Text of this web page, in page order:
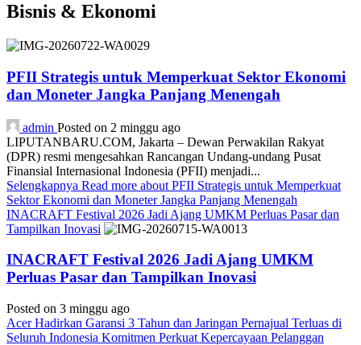
Bisnis & Ekonomi
PFII Strategis untuk Memperkuat Sektor Ekonomi
dan Moneter Jangka Panjang Menengah
admin Posted on 2 minggu ago
LIPUTANBARU.COM, Jakarta – Dewan Perwakilan Rakyat
(DPR) resmi mengesahkan Rancangan Undang-undang Pusat
Finansial Internasional Indonesia (PFII) menjadi...
Selengkapnya Read more about PFII Strategis untuk Memperkuat
Sektor Ekonomi dan Moneter Jangka Panjang Menengah
INACRAFT Festival 2026 Jadi Ajang UMKM Perluas Pasar dan
Tampilkan Inovasi
INACRAFT Festival 2026 Jadi Ajang UMKM
Perluas Pasar dan Tampilkan Inovasi
Posted on 3 minggu ago
Acer Hadirkan Garansi 3 Tahun dan Jaringan Pernajual Terluas di
Seluruh Indonesia Komitmen Perkuat Kepercayaan Pelanggan